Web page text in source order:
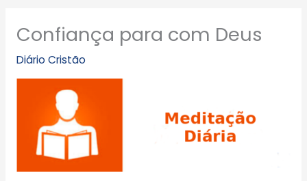
Confiança para com Deus
Diário Cristão